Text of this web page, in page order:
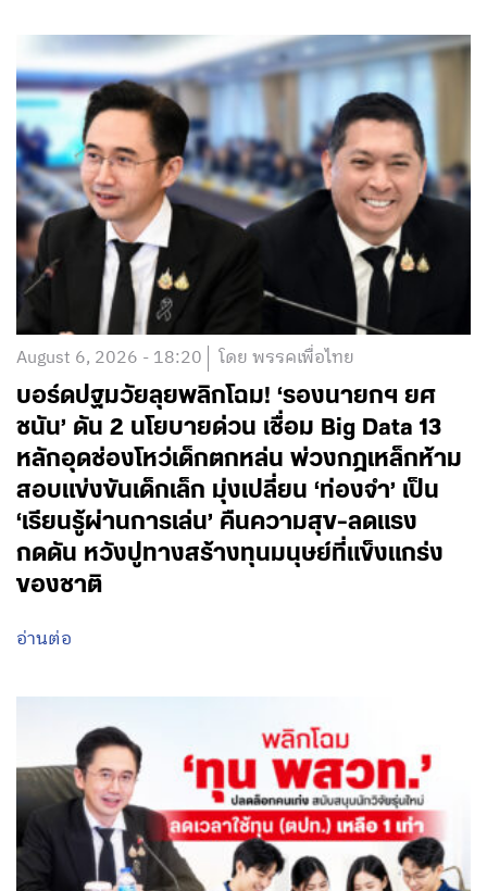
August 6, 2026 - 18:20 โดย พรรคเพื่อไทย
บอร์ดปฐมวัยลุยพลิกโฉม! ‘รองนายกฯ ยศ
ชนัน’ ดัน 2 นโยบายด่วน เชื่อม Big Data 13
หลักอุดช่องโหว่เด็กตกหล่น พ่วงกฎเหล็กห้าม
สอบแข่งขันเด็กเล็ก มุ่งเปลี่ยน ‘ท่องจำ’ เป็น
‘เรียนรู้ผ่านการเล่น’ คืนความสุข-ลดแรง
กดดัน หวังปูทางสร้างทุนมนุษย์ที่แข็งแกร่ง
ของชาติ
อ่านต่อ